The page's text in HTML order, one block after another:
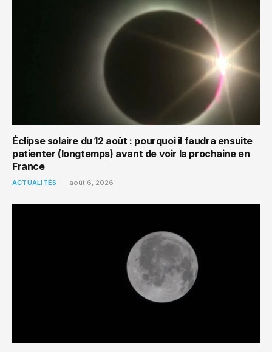
Éclipse solaire du 12 août : pourquoi il faudra ensuite
patienter (longtemps) avant de voir la prochaine en
France
ACTUALITÉS août 6, 2026